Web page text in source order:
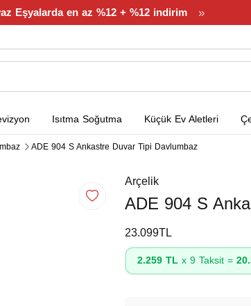
Eşyalarda en az %12 + %12 indirim »
Isıtma Soğutma Küçük Ev Aletleri
ADE 904 S Ankastre Duvar Tipi Davlumbaz
Arçelik
ADE 904 S
23.099TL
2.259 TLx 9 Taksit =